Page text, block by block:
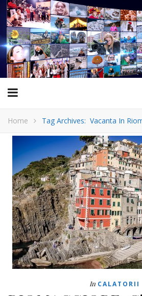
Home Tag Archives: Vacanta In
In CALATORII